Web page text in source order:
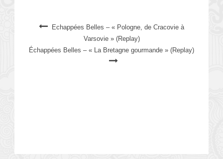
Echappées Belles – « Pologne, de Cracovie à
Varsovie » (Replay)
Échappées Belles – « La Bretagne gourmande » (Replay)